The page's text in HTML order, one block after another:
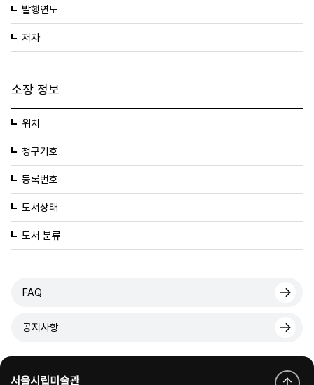
발행연도
저자
소장 정보
위치
청구기호
등록번호
도서상태
도서 분류
FAQ
공지사항